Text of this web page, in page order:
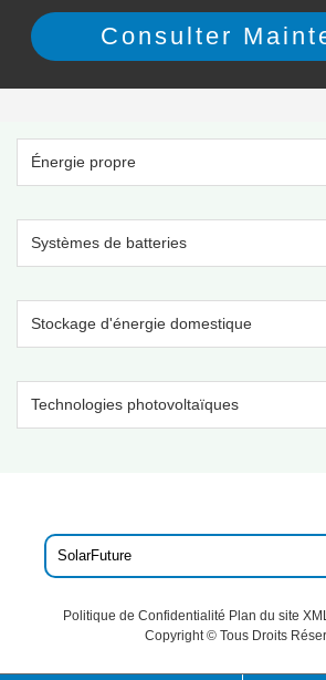
Énergie propre
Systèmes de batteries
Stockage d'énergie domestique
Technologies photovoltaïques
Politique de Confidentialité Plan du site XML
Copyright © Tous Droits